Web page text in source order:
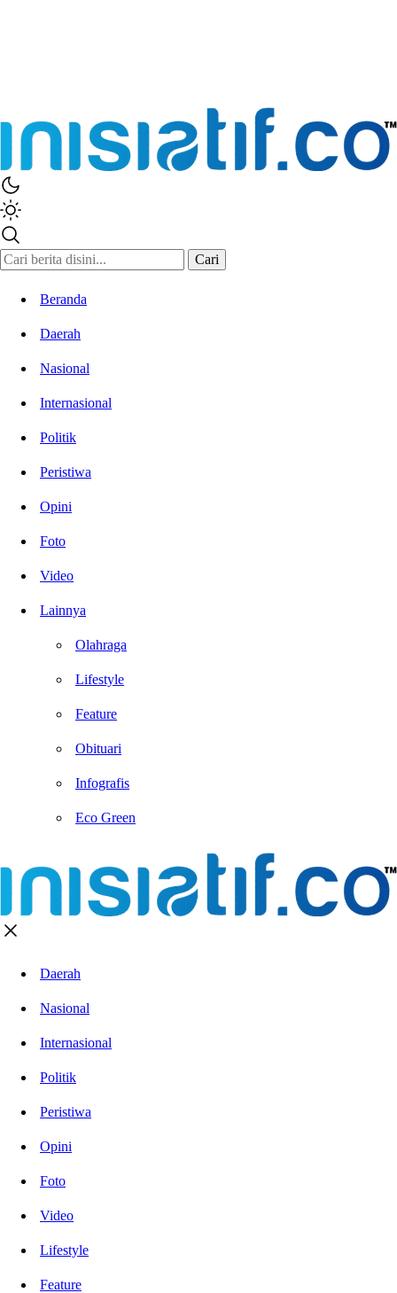
Inisiatif.co
Stay Connected Stay Informed
Cari
Beranda
Daerah
Nasional
Internasional
Politik
Peristiwa
Opini
Foto
Video
Lainnya
Olahraga
Lifestyle
Feature
Obituari
Infografis
Eco Green
Daerah
Nasional
Internasional
Politik
Peristiwa
Opini
Foto
Video
Lifestyle
Feature